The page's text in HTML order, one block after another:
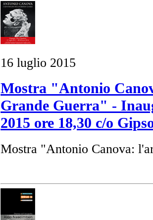
16 luglio 2015
Mostra "Antonio
Grande Guerra" -
2015 ore 18,30 c/o
Mostra "Antonio Canova: